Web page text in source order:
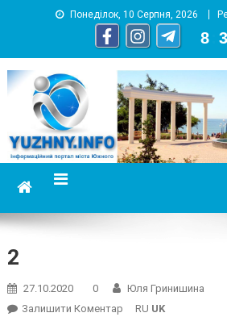
Понеділок, 10 Серпня, 2026
8
информационный портал
2
27.10.2020 0
Юля Гринишина
Залишити КоментарOn RU UK